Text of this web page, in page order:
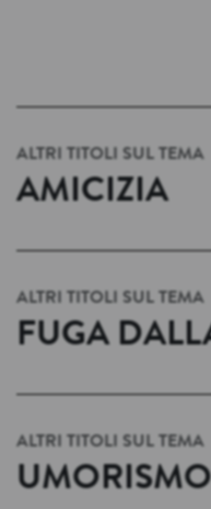
ALTRI TITOLI SUL TEMA
AMICIZIA
ALTRI TITOLI SUL TEMA
FUGA
ALTRI TITOLI SUL TEMA
UMORISMO